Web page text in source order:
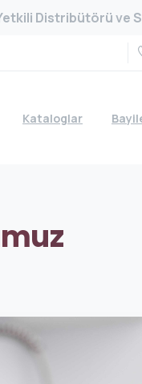
Distribütörü ve
Kataloglar